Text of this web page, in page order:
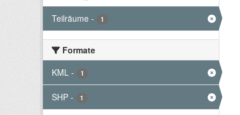
Teilräume - 1
Formate
KML - 1
SHP - 1